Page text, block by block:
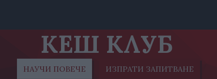
КЕШ КЛУБ
НАУЧИ ПОВЕЧЕ ИЗПРАТИ ЗАПИТВАНЕ